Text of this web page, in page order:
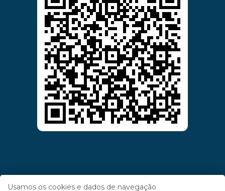
Usamos os cookies e dados de navegação